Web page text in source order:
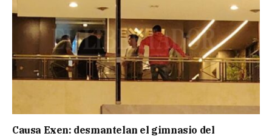
Causa Exen: desmantelan el gimnasio del